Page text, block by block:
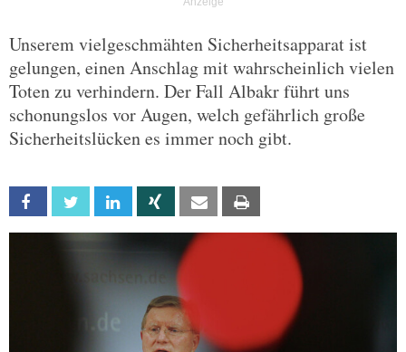
Unserem vielgeschmähten Sicherheitsapparat ist
gelungen, einen Anschlag mit wahrscheinlich vielen
Toten zu verhindern. Der Fall Albakr führt uns
schonungslos vor Augen, welch gefährlich große
Sicherheitslücken es immer noch gibt.
Facebook Twitter Linkedin Xing Email